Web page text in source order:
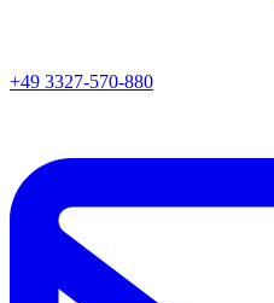
+49 3327-570-880